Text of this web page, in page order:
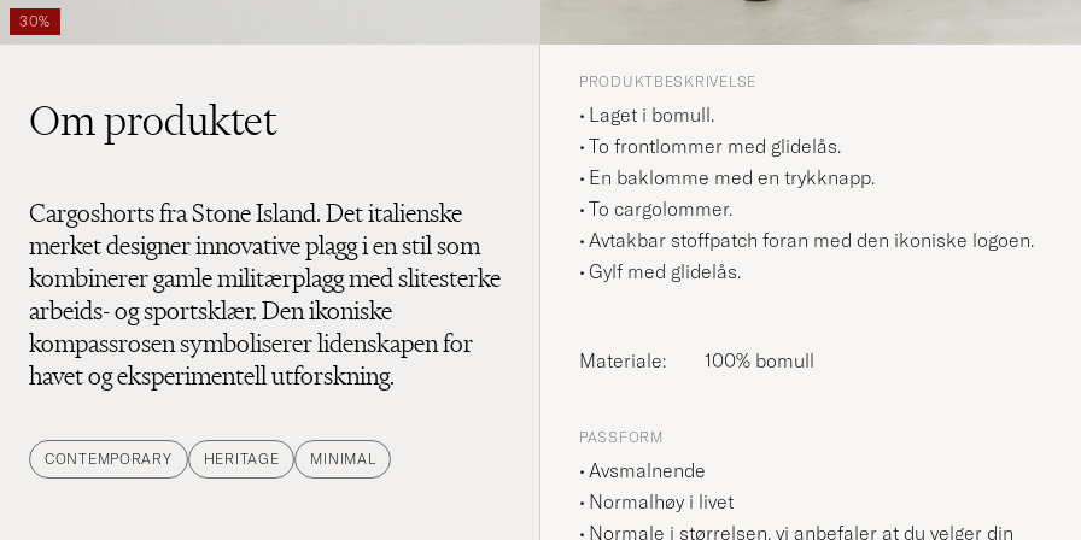
30%
Om produktet
Cargoshorts fra Stone Island. Det italienske
merket designer innovative plagg i en stil som
kombinerer gamle militærplagg med slitesterke
arbeids- og sportsklær. Den ikoniske
kompassrosen symboliserer lidenskapen for
havet og eksperimentell utforskning.
CONTEMPORARY HERITAGE MINIMAL
PRODUKTBESKRIVELSE
Laget i bomull.
To frontlommer med glidelås.
En baklomme med en trykknapp.
To cargolommer.
Avtakbar stoffpatch foran med den ikoniske logoen.
Gylf med glidelås.
Materiale: 100% bomull
PASSFORM
Avsmalnende
Normalhøy i livet
Normale i størrelsen, vi anbefaler at du velger din